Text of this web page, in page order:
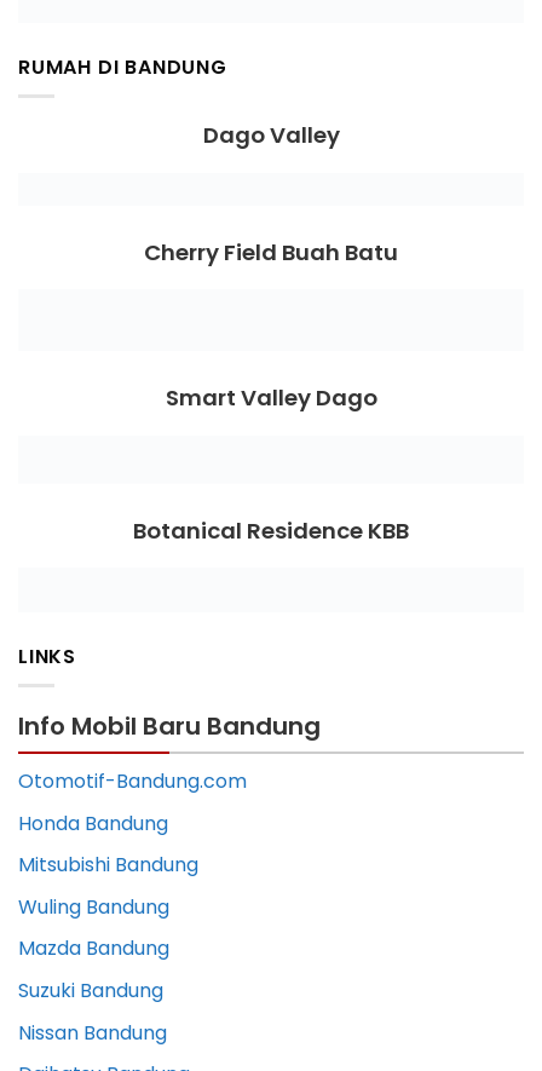
RUMAH DI BANDUNG
Dago Valley
Cherry Field Buah Batu
Smart Valley Dago
Botanical Residence KBB
LINKS
Info Mobil Baru Bandung
Otomotif-Bandung.com
Honda Bandung
Mitsubishi Bandung
Wuling Bandung
Mazda Bandung
Suzuki Bandung
Nissan Bandung